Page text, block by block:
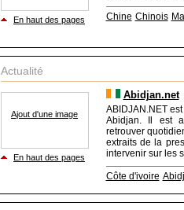
En haut des pages Chine Chinois
Actualité
Ajout d'une image
En haut des pages
Abidjan.net
ABIDJAN.NET
Abidjan. Il est
retrouver
extraits de la
intervenir sur les
Côte d'ivoire